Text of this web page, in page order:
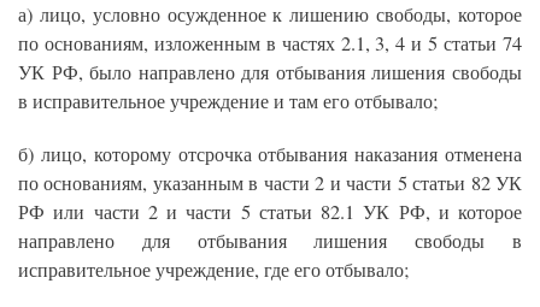
а) лицо, условно осужденное к лишению свободы, которое
по основаниям, изложенным в частях 2.1, 3, 4 и 5 статьи 74
УК РФ, было направлено для отбывания лишения свободы
в исправительное учреждение и там его отбывало;
б) лицо, которому отсрочка отбывания наказания отменена
по основаниям, указанным в части 2 и части 5 статьи 82 УК
РФ или части 2 и части 5 статьи 82.1 УК РФ, и которое
направлено для отбывания лишения свободы в
исправительное учреждение, где его отбывало;